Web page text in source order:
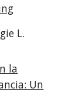
L.
la
Un